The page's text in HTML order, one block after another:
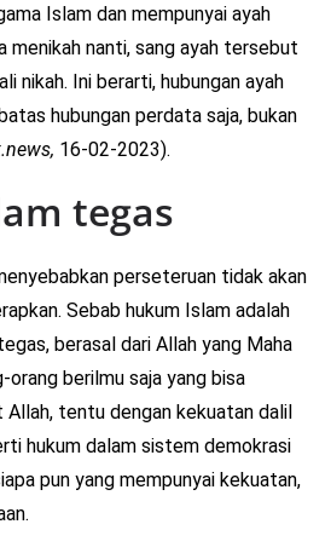
Islam dan mempunyai ayah
menikah nanti, sang ayah tersebut
nikah. Ini berarti, hubungan ayah
hubungan perdata saja, bukan
16-02-2023).
tegas
perseteruan tidak akan
Sebab hukum Islam adalah
berasal dari Allah yang Maha
orang berilmu saja yang bisa
tentu dengan kekuatan dalil
hukum dalam sistem demokrasi
pun yang mempunyai kekuatan,